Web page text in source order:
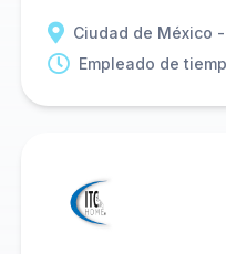
Ciudad de México
Empleado de